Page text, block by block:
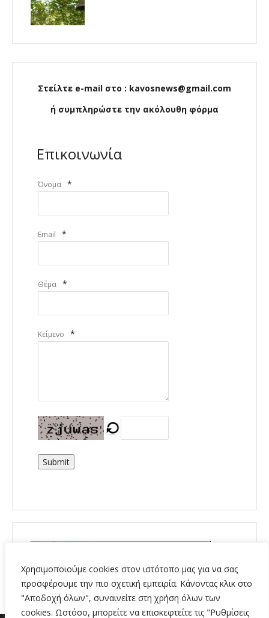
Χρησιμοποιούμε cookies στον ιστότοπο μας για να σας
προσφέρουμε την πιο σχετική εμπειρία. Κάνοντας κλικ στο
"Αποδοχή όλων", συναινείτε στη χρήση όλων των
cookies. Ωστόσο, μπορείτε να επισκεφτείτε τις "Ρυθμίσεις
Στείλτε e-mail στο : kavosnews@gmail.com
ή συμπληρώστε την ακόλουθη φόρμα
Επικοινωνία
Όνομα *
Email *
Θέμα *
Κείμενο *
Submit